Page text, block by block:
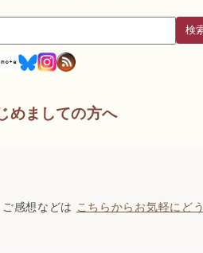
検
めましての方へ
感想などは こちらからお気軽にど